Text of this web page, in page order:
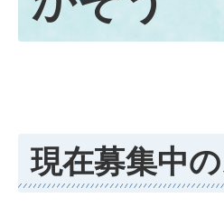
現在募集中